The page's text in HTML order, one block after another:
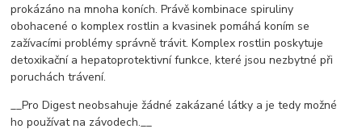
prokázáno na mnoha koních. Právě kombinace spiruliny
obohacené o komplex rostlin a kvasinek pomáhá koním se
zažívacími problémy správně trávit. Komplex rostlin poskytuje
detoxikační a hepatoprotektivní funkce, které jsou nezbytné při
poruchách trávení.
__Pro Digest neobsahuje žádné zakázané látky a je tedy možné
ho používat na závodech.__